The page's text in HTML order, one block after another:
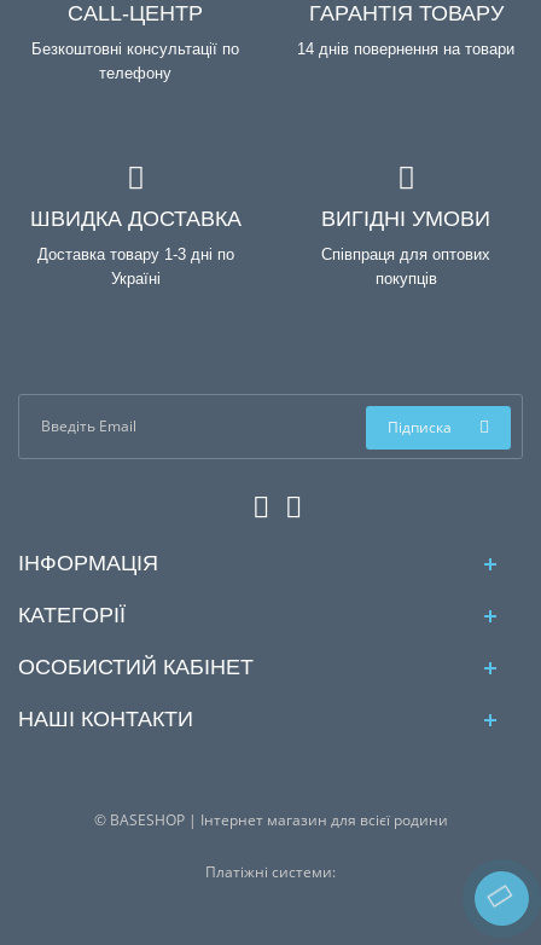
CALL-ЦЕНТР
Безкоштовні консультації по
телефону
ГАРАНТІЯ ТОВАРУ
14 днів повернення на товари
ШВИДКА ДОСТАВКА
Доставка товару 1-3 дні по
Україні
ВИГІДНІ УМОВИ
Співпраця для оптових
покупців
Підписка
ІНФОРМАЦІЯ
КАТЕГОРІЇ
ОСОБИСТИЙ КАБІНЕТ
НАШІ КОНТАКТИ
© BASESHOP | Інтернет магазин для всієї родини
Платіжні системи: